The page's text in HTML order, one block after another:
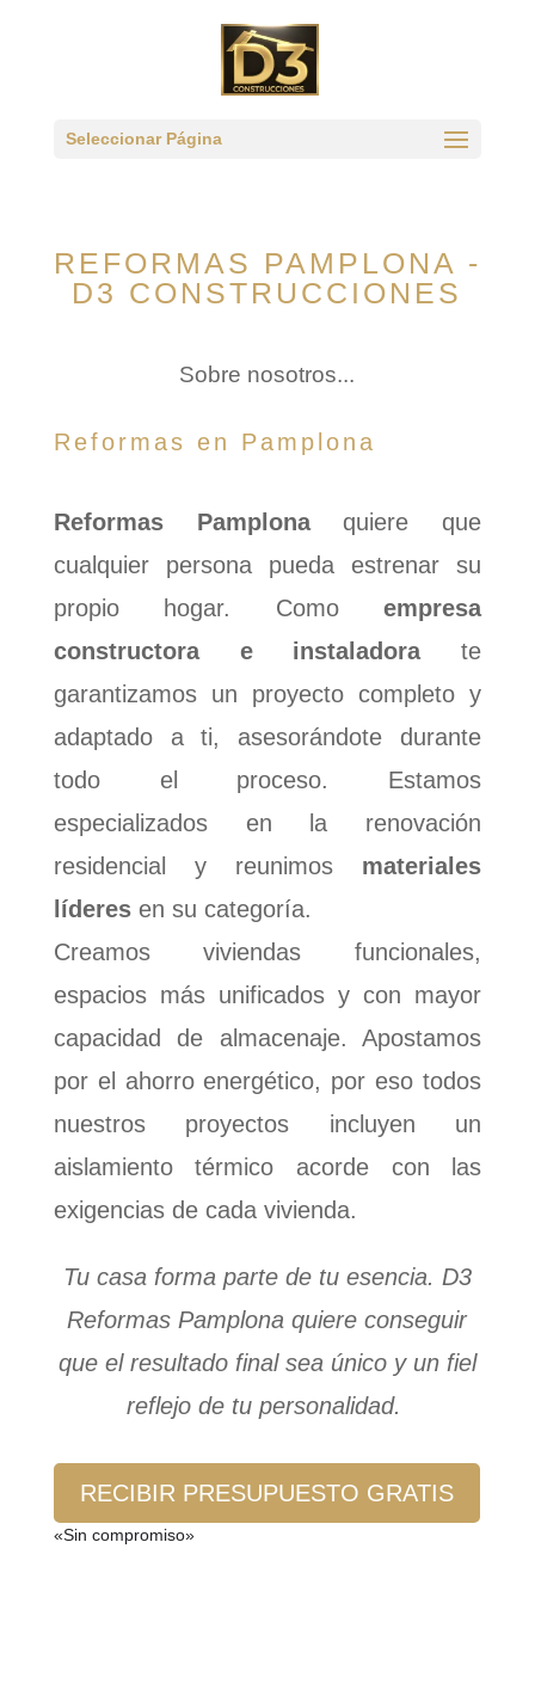
Seleccionar Página
REFORMAS PAMPLONA -
D3 CONSTRUCCIONES
Sobre nosotros...
Reformas en Pamplona
Reformas Pamplonaquiere que
cualquier persona pueda estrenar su
propio hogar. Comoempresa
constructora e instaladorate
garantizamos un proyecto completo y
adaptado a ti, asesorándote durante
todo el proceso. Estamos
especializados en la renovación
residencial y reunimos materiales
líderesen su categoría.
Creamos viviendas funcionales,
espacios más unificados y con mayor
capacidad de almacenaje. Apostamos
por el ahorro energético, por eso todos
nuestros proyectos incluyen un
aislamiento térmico acorde con las
exigencias de cada vivienda.
Tu casa forma parte de tu esencia. D3
Reformas Pamplona quiere conseguir
que el resultado final sea único y un fiel
reflejo de tu personalidad.
RECIBIR PRESUPUESTO GRATIS
«Sin compromiso»